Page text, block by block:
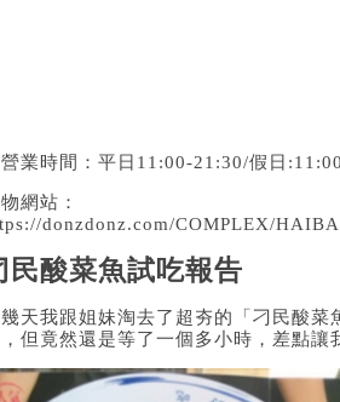
業時間：平日11:00-21:30/假日
網站：
donzdonz.com/COMPLEX/
民酸菜魚試吃報告
天我跟姐妹淘去了超夯的「刁民酸
但竟然還是等了一個多小時，差點讓